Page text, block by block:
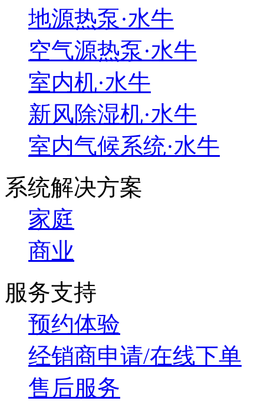
地源热泵·水牛
空气源热泵·水牛
室内机·水牛
新风除湿机·水牛
室内气候系统·水牛
系统解决方案
家庭
商业
服务支持
预约体验
经销商申请/在线下单
售后服务